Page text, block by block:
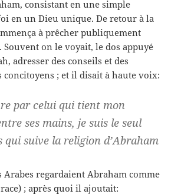
consistant en une simple
en un Dieu unique. De retour à la
à prêcher publiquement
Souvent on le voyait, le dos appuyé
adresser des conseils et des
concitoyens ; et il disait à haute voix:
par celui qui tient mon
ses mains, je suis le seul
qui suive la religion d’Abraham
Arabes regardaient Abraham comme
; après quoi il ajoutait: